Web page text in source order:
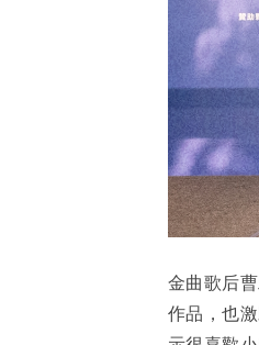
金曲歌后
作品，也